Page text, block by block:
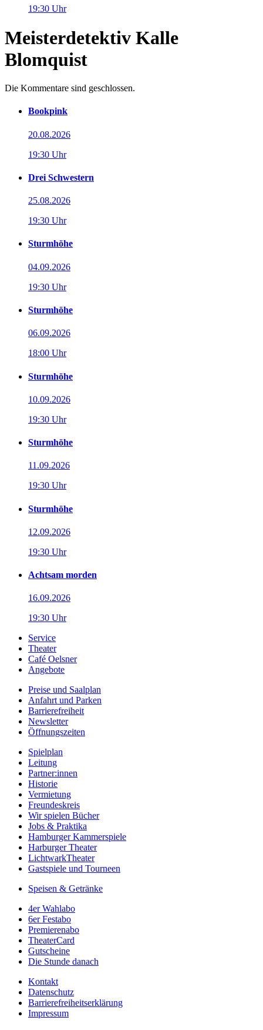
19:30 Uhr
Meisterdetektiv Kalle
Blomquist
Die Kommentare sind geschlossen.
Bookpink
20.08.2026
19:30 Uhr
Drei Schwestern
25.08.2026
19:30 Uhr
Sturmhöhe
04.09.2026
19:30 Uhr
Sturmhöhe
06.09.2026
18:00 Uhr
Sturmhöhe
10.09.2026
19:30 Uhr
Sturmhöhe
11.09.2026
19:30 Uhr
Sturmhöhe
12.09.2026
19:30 Uhr
Achtsam morden
16.09.2026
19:30 Uhr
Service
Theater
Café Oelsner
Angebote
Preise und Saalplan
Anfahrt und Parken
Barrierefreiheit
Newsletter
Öffnungszeiten
Spielplan
Leitung
Partner:innen
Historie
Vermietung
Freundeskreis
Wir spielen Bücher
Jobs & Praktika
Hamburger Kammerspiele
Harburger Theater
LichtwarkTheater
Gastspiele und Tourneen
Speisen & Getränke
4er Wahlabo
6er Festabo
Premierenabo
TheaterCard
Gutscheine
Die Stunde danach
Kontakt
Datenschutz
Barrierefreiheitserklärung
Impressum